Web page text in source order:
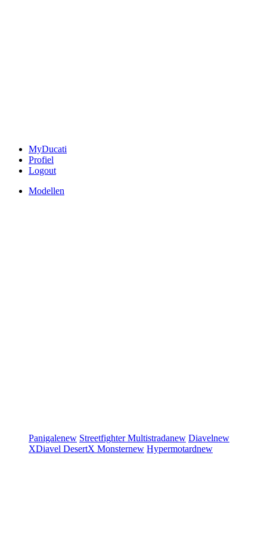
MyDucati
Profiel
Logout
Modellen
Panigalenew StreetfighterMultistradanew Diavelnew
XDiavel DesertX Monsternew Hypermotardnew